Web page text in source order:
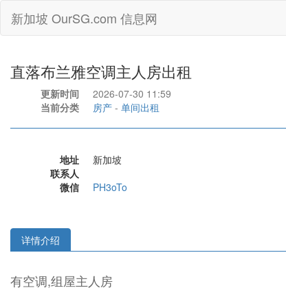
新加坡 OurSG.com 信息网
直落布兰雅空调主人房出租
更新时间
2026-07-30 11:59
当前分类
房产 - 单间出租
地址
新加坡
联系人
微信
PH3oTo
详情介绍
有空调,组屋主人房